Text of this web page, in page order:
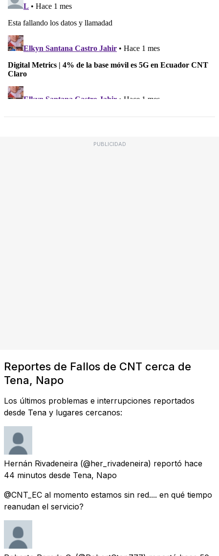
PUBLICIDAD
Reportes de Fallos de CNT cerca de
Tena, Napo
Los últimos problemas e interrupciones reportados
desde Tena y lugares cercanos:
Hernán Rivadeneira (@her_rivadeneira) reportó hace
44 minutos desde Tena, Napo
@CNT_EC al momento estamos sin red.... en qué tiempo
reanudan el servicio?